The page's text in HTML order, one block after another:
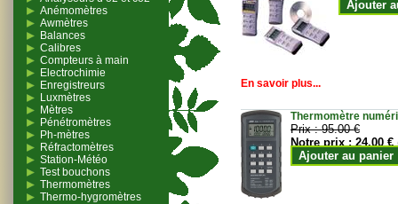
Anémomètres
Awmètres
Balances
Calibres
Compteurs à main
Electrochimie
Enregistreurs
Luxmètres
Mètres
Pénétromètres
Ph-mètres
Réfractomètres
Station-Météo
Test bouchons
Thermomètres
Thermo-hygromètres
Ajouter
En savoir plus...
Thermomètre
Prix :95.00 €
Notre prix :24.00 €
Ajouter au panier